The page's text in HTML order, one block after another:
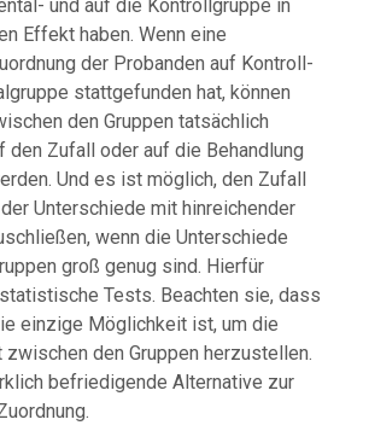
und auf die Kontrollgruppe in
Effekt haben. Wenn eine
der Probanden auf Kontroll-
stattgefunden hat, können
den Gruppen tatsächlich
den Zufall oder auf die Behandlung
Und es ist möglich, den Zufall
Unterschiede mit hinreichender
wenn die Unterschiede
groß genug sind. Hierfür
Tests. Beachten sie, dass
einzige Möglichkeit ist, um die
den Gruppen herzustellen.
befriedigende Alternative zur